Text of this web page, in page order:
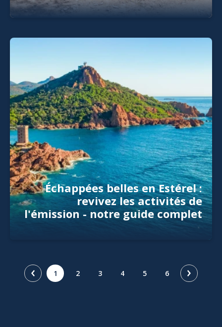
Échappées belles en Estérel :
revivez les activités de
l'émission - notre guide complet
1 2 3 4 5 6